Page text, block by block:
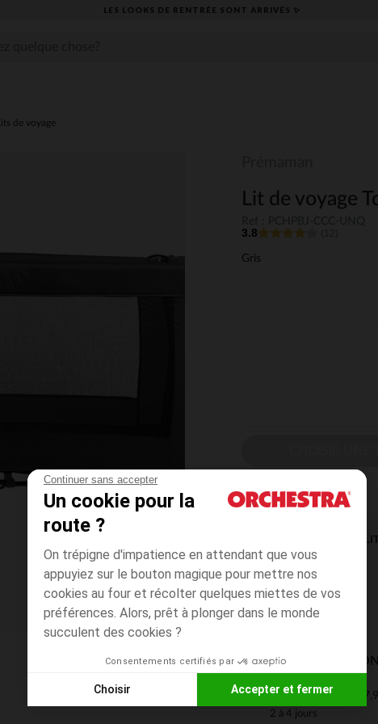
Continuer sans accepter
Un cookie pour la
route ?
On trépigne d'impatience en attendant que vous
appuyiez sur le bouton magique pour mettre nos
cookies au four et récolter quelques miettes de vos
préférences. Alors, prêt à plonger dans le monde
succulent des cookies ?
Consentements certifiés par
Choisir Accepter et fermer
Plateforme de Gestion du Consentement : Personnalisez vos
LES LOOKS DE RENTRÉE SONT ARRIVÉS ✨
Lits de voyage
Lit de voyage
3.8
Gris
MODES DE
Mon domicile
2 à 4 jours